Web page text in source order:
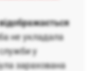
не укладала
у
зарахована